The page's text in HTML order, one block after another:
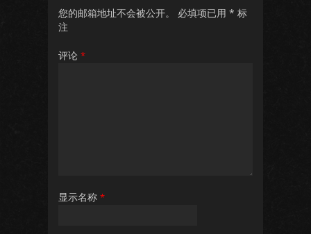
您的邮箱地址不会被公开。 必填项已用 * 标
注
评论 *
显示名称 *